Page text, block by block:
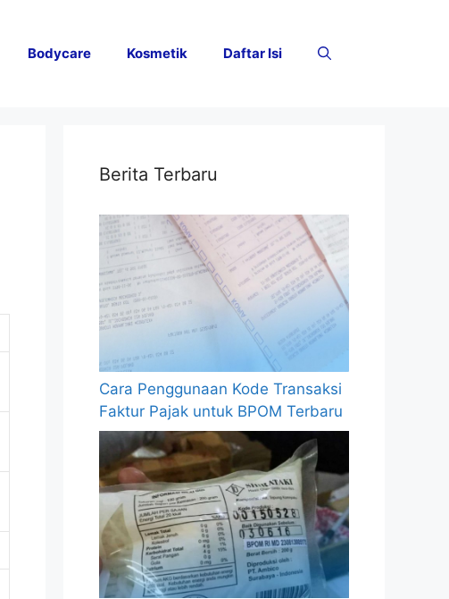
Bodycare Kosmetik Daftar Isi
Berita Terbaru
Cara Penggunaan Kode Transaksi
Faktur Pajak untuk BPOM Terbaru